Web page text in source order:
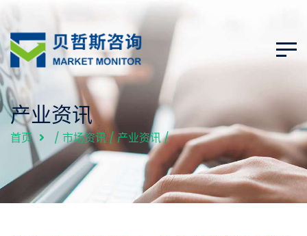
产业资讯
首页 / 市场资讯/产业资讯/